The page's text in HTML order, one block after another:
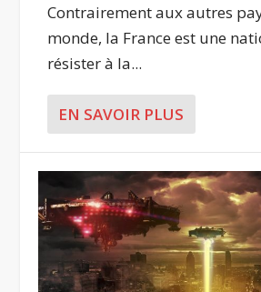
Contrairement aux autres
monde, la France est une
résister à la...
EN SAVOIR PLUS